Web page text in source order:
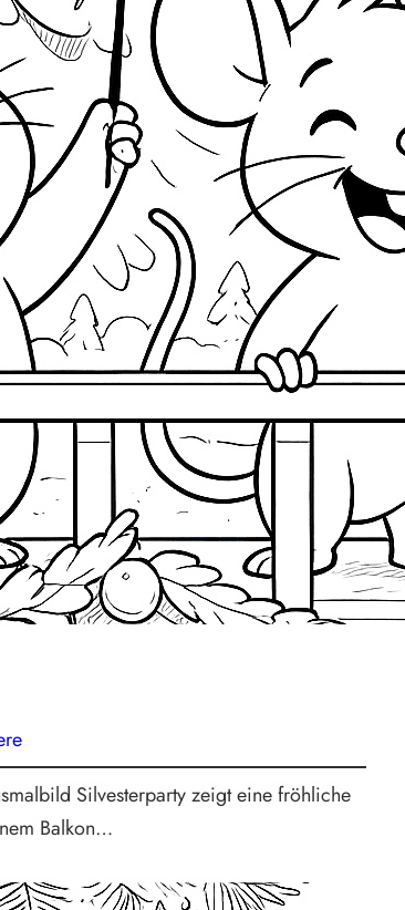
Silvesterparty zeigt eine fröhliche
Balkon…